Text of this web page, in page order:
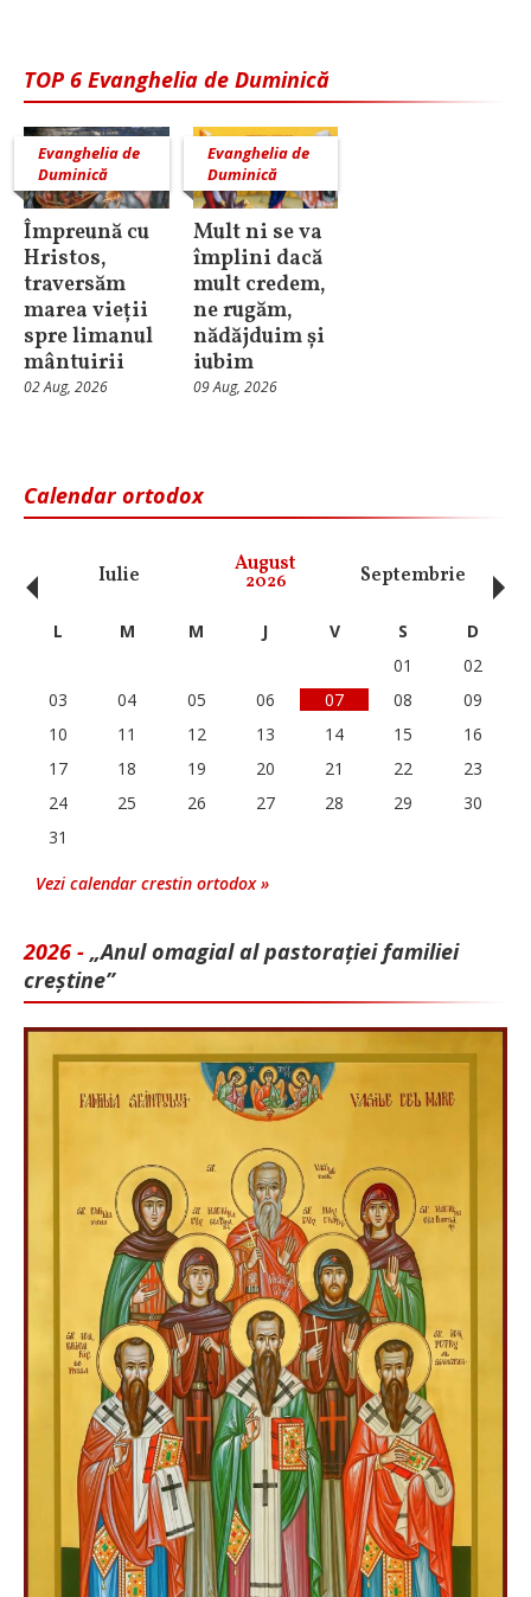
TOP 6 Evanghelia de Duminică
Evanghelia de
Duminică
Împreună cu
Hristos,
traversăm
marea vieții
spre limanul
mântuirii
02 Aug, 2026
Evanghelia de
Duminică
Mult ni se va
împlini dacă
mult credem,
ne rugăm,
nădăjduim și
iubim
09 Aug, 2026
Calendar ortodox
Iulie August
2026 Septembrie
‹ L M M J V S
D
01
02
03
04 05 06 07 08
09
10
11 12 13 14 15
16
17
18 19 20 21 22
23
24
25 26 27 28 29
30
31
Vezi calendar crestin ortodox »
2026 - „Anul omagial al pastorației familiei
creștine”